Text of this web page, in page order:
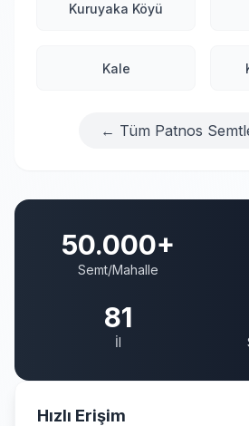
Kuruyaka Köyü
Kale
← Tüm Patnos
50.000+
Semt/Mahalle
81
İl
Hızlı Erişim